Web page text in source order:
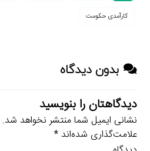
کارآمدی حکومت
بدون دیدگاه
دیدگاهتان را بنویسید
نشانی ایمیل شما منتشر نخواهد شد.
علامت‌گذاری شده‌اند*